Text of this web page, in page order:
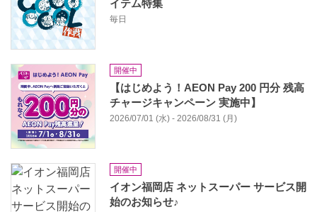
イテム特集
毎日
開催中
【はじめよう！AEON Pay 200 円分 残高
チャージキャンペーン 実施中】
2026/07/01 (水) - 2026/08/31 (月)
開催中
イオン福岡店 ネットスーパー サービス開
始のお知らせ♪